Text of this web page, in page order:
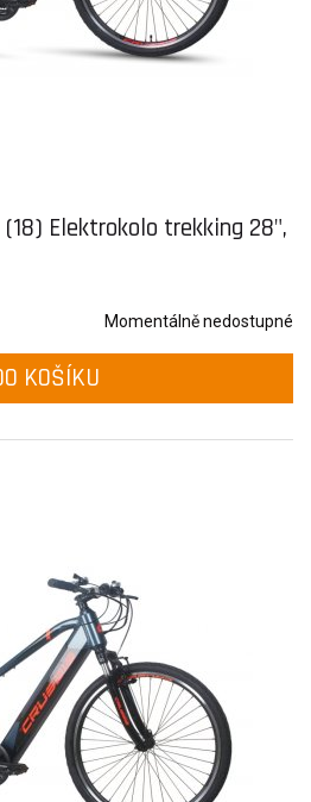
(18) Elektrokolo trekking 28",
Momentálně nedostupné
KOŠÍKU